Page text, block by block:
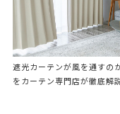
遮光カーテンが風を通すの
をカーテン専門店が徹底解